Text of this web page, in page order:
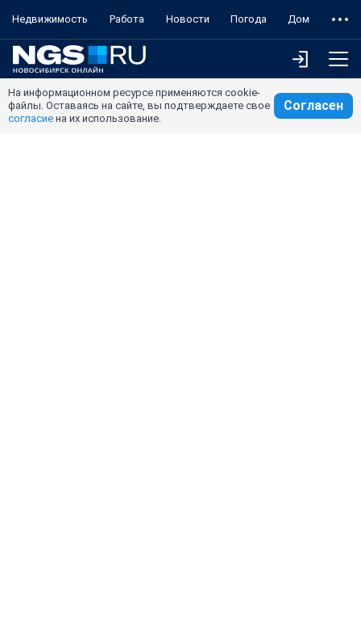
Недвижимость Работа Новости Погода Дом
На информационном ресурсе применяются cookie-
файлы. Оставаясь на сайте, вы подтверждаете свое
согласие на их использование.
Согласен